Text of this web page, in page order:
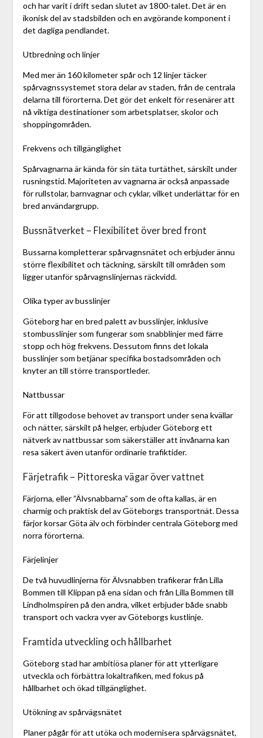
och har varit i drift sedan slutet av 1800-talet. Det är en
ikonisk del av stadsbilden och en avgörande komponent i
det dagliga pendlandet.
Utbredning och linjer
Med mer än 160 kilometer spår och 12 linjer täcker
spårvagnssystemet stora delar av staden, från de centrala
delarna till förorterna. Det gör det enkelt för resenärer att
nå viktiga destinationer som arbetsplatser, skolor och
shoppingområden.
Frekvens och tillgänglighet
Spårvagnarna är kända för sin täta turtäthet, särskilt under
rusningstid. Majoriteten av vagnarna är också anpassade
för rullstolar, barnvagnar och cyklar, vilket underlättar för en
bred användargrupp.
Bussnätverket – Flexibilitet över bred front
Bussarna kompletterar spårvagnsnätet och erbjuder ännu
större flexibilitet och täckning, särskilt till områden som
ligger utanför spårvagnslinjernas räckvidd.
Olika typer av busslinjer
Göteborg har en bred palett av busslinjer, inklusive
stombusslinjer som fungerar som snabblinjer med färre
stopp och hög frekvens. Dessutom finns det lokala
busslinjer som betjänar specifika bostadsområden och
knyter an till större transportleder.
Nattbussar
För att tillgodose behovet av transport under sena kvällar
och nätter, särskilt på helger, erbjuder Göteborg ett
nätverk av nattbussar som säkerställer att invånarna kan
resa säkert även utanför ordinarie trafiktider.
Färjetrafik – Pittoreska vägar över vattnet
Färjorna, eller ”Älvsnabbarna” som de ofta kallas, är en
charmig och praktisk del av Göteborgs transportnät. Dessa
färjor korsar Göta älv och förbinder centrala Göteborg med
norra förorterna.
Färjelinjer
De två huvudlinjerna för Älvsnabben trafikerar från Lilla
Bommen till Klippan på ena sidan och från Lilla Bommen till
Lindholmspiren på den andra, vilket erbjuder både snabb
transport och vackra vyer av Göteborgs kustlinje.
Framtida utveckling och hållbarhet
Göteborg stad har ambitiösa planer för att ytterligare
utveckla och förbättra lokaltrafiken, med fokus på
hållbarhet och ökad tillgänglighet.
Utökning av spårvägsnätet
Planer pågår för att utöka och modernisera spårvägsnätet,